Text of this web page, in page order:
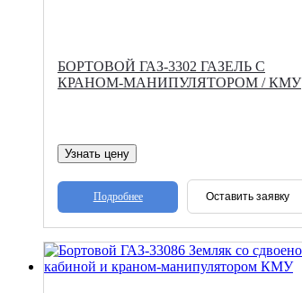
БОРТОВОЙ ГАЗ-3302 ГАЗЕЛЬ С
КРАНОМ-МАНИПУЛЯТОРОМ / КМУ
Узнать цену
Подробнее Оставить заявку